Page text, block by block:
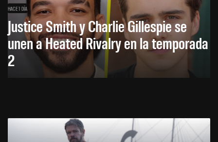
HACE 1 DÍA
Justice Smith y Charlie Gillespie se
unen a Heated Rivalry en la temporada
2